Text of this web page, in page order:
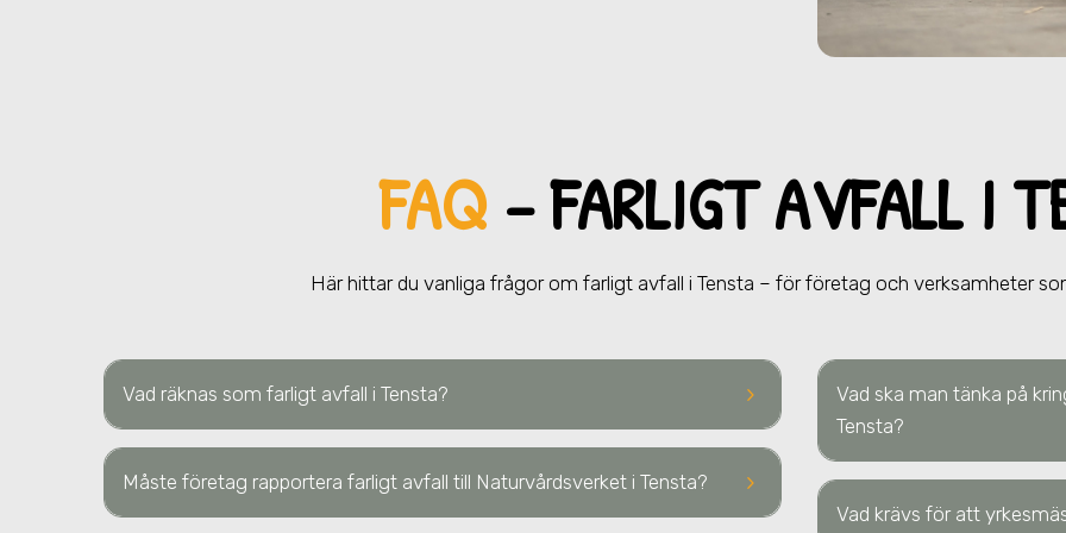
FAQ– FARLIGT AVFALL I
Här hittar du vanliga frågor om farligt avfall i Tensta – för företag och verksamheter
keyboard_arrow_right
Vad räknas som farligt avfall i Tensta?
keyboard_arrow_right
Måste företag rapportera farligt avfall till Naturvårdsverket i Tensta?
Vad ska man tänka på
Tensta?
Vad krävs för att